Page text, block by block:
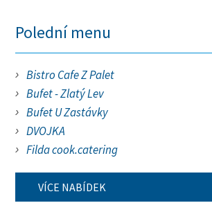
Polední menu
Bistro Cafe Z Palet
Bufet - Zlatý Lev
Bufet U Zastávky
DVOJKA
Filda cook.catering
VÍCE NABÍDEK